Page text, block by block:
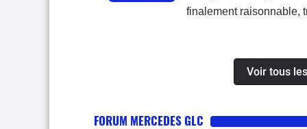
finalement raisonnable,
globalement trop
la trajectoire en
pouvait démonter le
Voir tous
FORUM MERCEDES GLC